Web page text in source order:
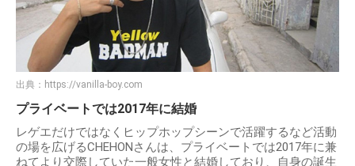
出典： https://vanilla-boy.com
プライベートでは2017年に結婚
レゲエだけではなくヒップホップシーンで活躍するなど活動
の場を広げるCHEHONさんは、プライベートでは2017年に兼
ねてより交際していた一般女性と結婚しており、自身の誕生